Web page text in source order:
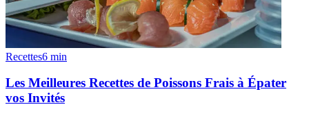
Recettes6 min
Les Meilleures Recettes de Poissons Frais à Épater
vos Invités